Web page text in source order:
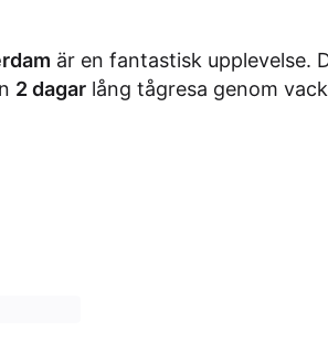
är en fantastisk upplevelse.
2 dagar lång tågresa genom